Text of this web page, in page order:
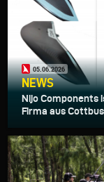
05.06.2026
NEWS
Nijo Components
Firma aus